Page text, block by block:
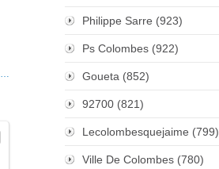
…
Philippe Sarre (923)
Ps Colombes (922)
Goueta (852)
92700 (821)
Lecolombesquejaime (799)
Ville De Colombes (780)